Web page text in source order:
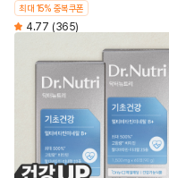
최대 15% 중복쿠폰
4.77 (365)